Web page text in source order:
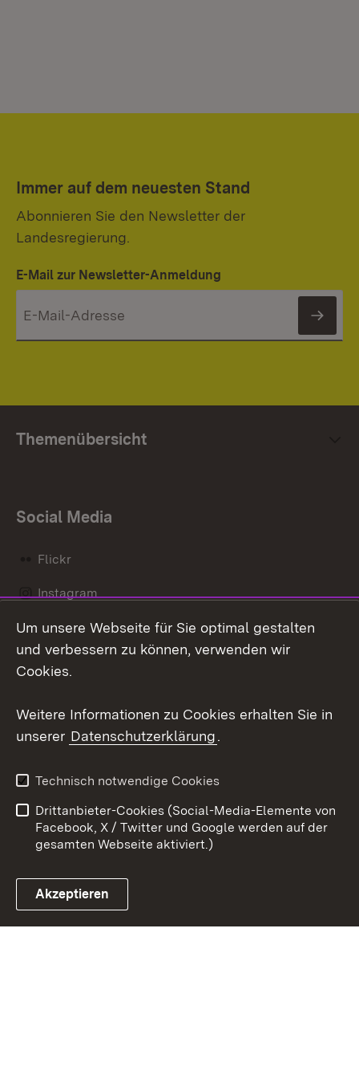
Immer auf dem neuesten Stand
Abonnieren Sie den Newsletter der
Landesregierung.
E-Mail zur Newsletter-Anmeldung
Themenübersicht
Social Media
Flickr
Instagram
Social Wall
Link zum Landesportal
Barrierefreiheit
Benutzungshinweise
Impressum
Cookies
Um unsere Webseite für Sie optimal gestalten
und verbessern zu können, verwenden wir
Cookies.
Weitere Informationen zu Cookies erhalten Sie in
unserer Datenschutzerklärung.
Technisch notwendige Cookies
Drittanbieter-Cookies (Social-Media-Elemente von
Facebook, X / Twitter und Google werden auf der
gesamten Webseite aktiviert.)
Akzeptieren